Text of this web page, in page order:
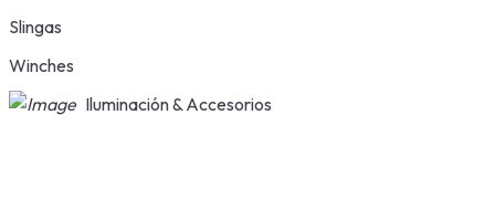
Slingas
Winches
Iluminación & Accesorios